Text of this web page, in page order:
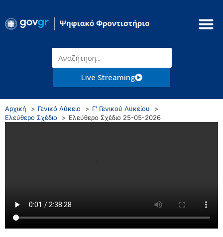
Live Streaming
Αρχική Γενικό Λύκειο
Γ' Γενικού Λυκείου
Ελεύθερο Σχέδιο
Ελεύθερο Σχέδιο 25-05-2026